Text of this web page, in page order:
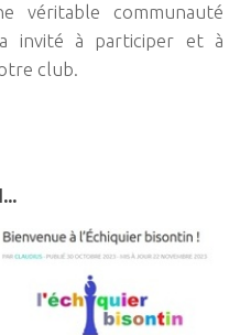
véritable communauté
invité à participer et à
club.